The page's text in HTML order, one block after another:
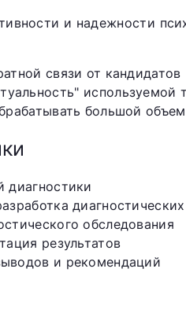
и надежности
связи от кандидатов
большой
диагностики
обследования
результатов
и рекомендаций